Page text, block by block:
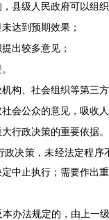
县级人民政府可以组
达到预期效果；
出较多意见；
构、社会组织等第三
会公众的意见，吸收
行政决策的重要依据。
决策，未经法定程序
中止执行；需要作出
办法规定的，由上一